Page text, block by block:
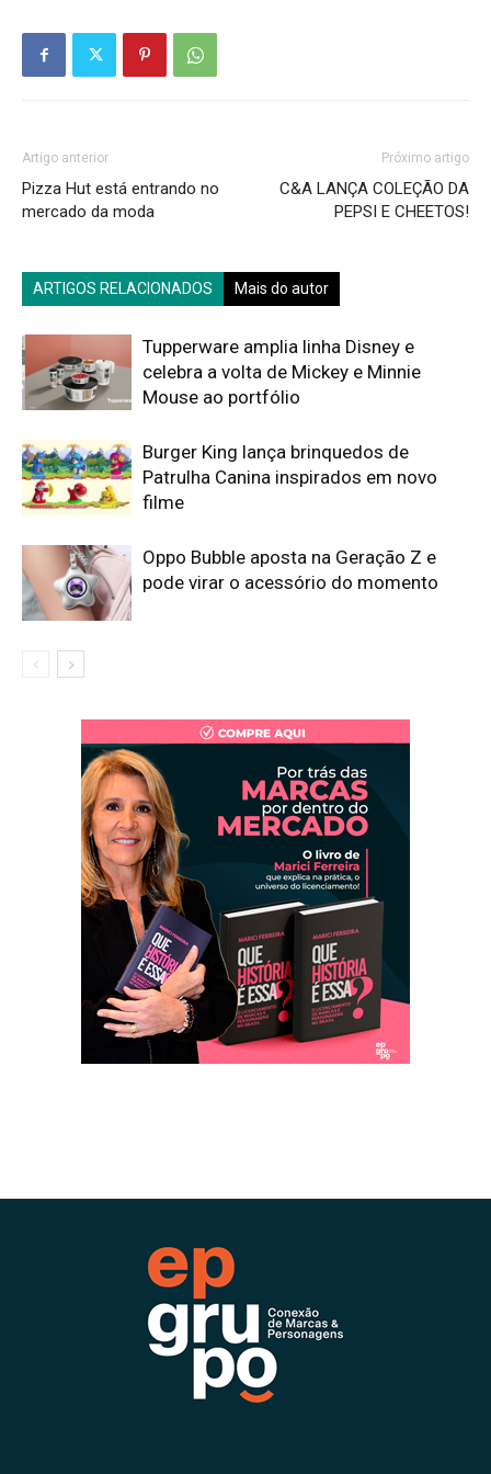
Artigo anterior
Pizza Hut está entrando no
mercado da moda
Próximo artigo
C&A LANÇA COLEÇÃO DA
PEPSI E CHEETOS!
ARTIGOS RELACIONADOS Mais do autor
Tupperware amplia linha Disney e
celebra a volta de Mickey e Minnie
Mouse ao portfólio
Burger King lança brinquedos de
Patrulha Canina inspirados em novo
filme
Oppo Bubble aposta na Geração Z e
pode virar o acessório do momento